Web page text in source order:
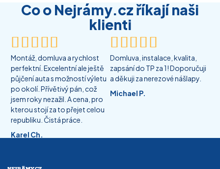
Co o Nejrámy.cz říkají naši
klienti

Montáž, domluva a rychlost
perfektní. Excelentní ale ještě
půjčení auta s možností výletu
po okolí. Přívětivý pán, což
jsem roky nezažil. A cena, pro
kterou stojí za to přejet celou
republiku. Čistá práce.
Karel Ch.

Domluva, instalace, kvalita,
zapsání do TP za 1! Doporučuji
a děkuji za nerezové nášlapy.
Michael P.